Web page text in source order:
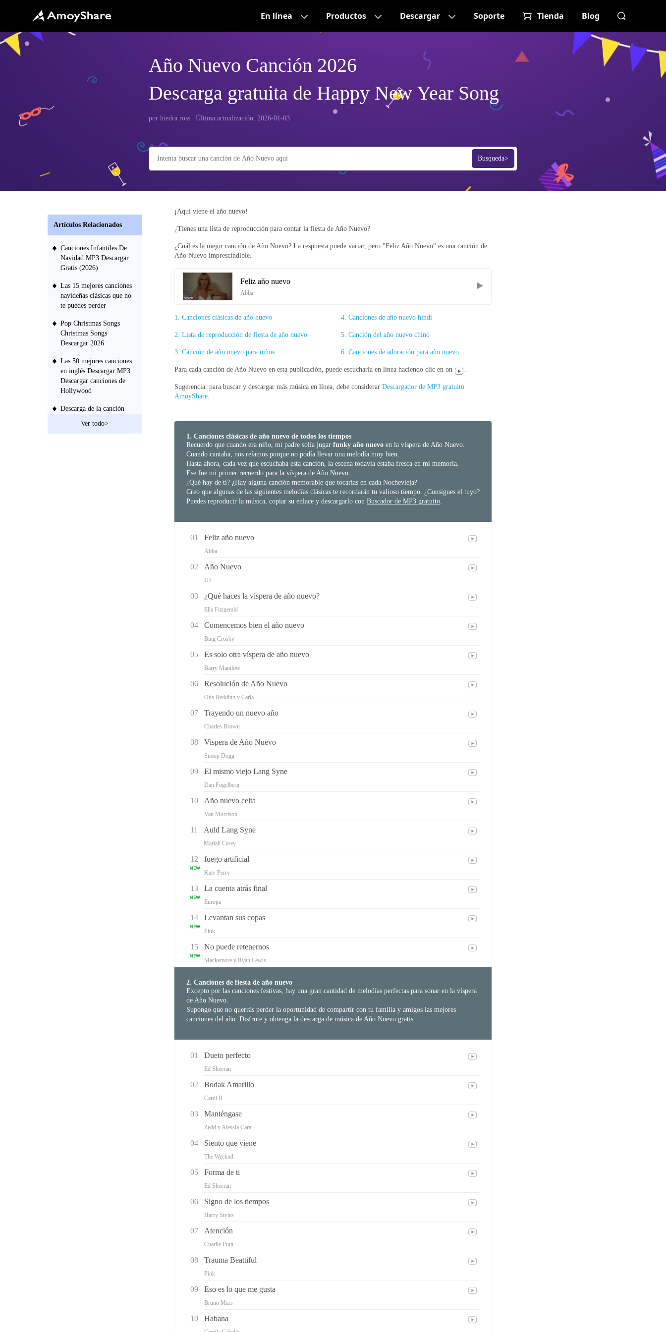
En línea Productos Descargar Soporte Tienda Blog
Año Nuevo Canción 2026
Descarga gratuita de Happy New Year Song
por hiedra ross | Última actualización: 2026-01-03
Busqueda>
¡Aquí viene el año nuevo!
¿Tienes una lista de reproducción para contar la fiesta de Año Nuevo?
¿Cuál es la mejor canción de Año Nuevo? La respuesta puede variar, pero "Feliz Año Nuevo" es una canción de
Año Nuevo imprescindible.
Feliz año nuevo
Abba
1. Canciones clásicas de año nuevo 4. Canciones de año nuevo hindi
2. Lista de reproducción de fiesta de año nuevo 5. Canción del año nuevo chino
3. Canción de año nuevo para niños 6. Canciones de adoración para año nuevo
Para cada canción de Año Nuevo en esta publicación, puede escucharla en línea haciendo clic en on .
Sugerencia: para buscar y descargar más música en línea, debe considerar Descargador de MP3 gratuito
AmoyShare.
1. Canciones clásicas de año nuevo de todos los tiempos
Recuerdo que cuando era niño, mi padre solía jugar funky año nuevo en la víspera de Año Nuevo.
Cuando cantaba, nos reíamos porque no podía llevar una melodía muy bien.
Hasta ahora, cada vez que escuchaba esta canción, la escena todavía estaba fresca en mi memoria.
Ese fue mi primer recuerdo para la víspera de Año Nuevo.
¿Qué hay de tí? ¿Hay alguna canción memorable que tocarías en cada Nochevieja?
Creo que algunas de las siguientes melodías clásicas te recordarán tu valioso tiempo. ¿Consigues el tuyo?
Puedes reproducir la música, copiar su enlace y descargarlo con Buscador de MP3 gratuito.
01 Feliz año nuevo
Abba
02 Año Nuevo
U2
03 ¿Qué haces la víspera de año nuevo?
Ella Fitzgerald
04 Comencemos bien el año nuevo
Bing Crosby
05 Es solo otra víspera de año nuevo
Barry Manilow
06 Resolución de Año Nuevo
Otis Redding y Carla
07 Trayendo un nuevo año
Charles Brown
08 Vispera de Año Nuevo
Snoop Dogg
09 El mismo viejo Lang Syne
Dan Fogelberg
10 Año nuevo celta
Van Morrison
11 Auld Lang Syne
Mariah Carey
12 fuego artificial
Katy Perry
13 La cuenta atrás final
Europa
14 Levantan sus copas
Pink
15 No puede retenernos
Mackemore y Ryan Lewis
2. Canciones de fiesta de año nuevo
Excepto por las canciones festivas, hay una gran cantidad de melodías perfectas para sonar en la víspera
de Año Nuevo.
Supongo que no querrás perder la oportunidad de compartir con tu familia y amigos las mejores
canciones del año. Disfrute y obtenga la descarga de música de Año Nuevo gratis.
01 Dueto perfecto
Ed Sheeran
02 Bodak Amarillo
Cardi B
03 Manténgase
Zedd y Alessia Cara
04 Siento que viene
The Weeknd
05 Forma de ti
Ed Sheeran
06 Signo de los tiempos
Harry Styles
07 Atención
Charlie Puth
08 Trauma Beattiful
Pink
09 Eso es lo que me gusta
Bruno Mars
10 Habana
Artículos Relacionados
Canciones Infantiles De
Navidad MP3 Descargar
Gratis (2026)
Las 15 mejores canciones
navideñas clásicas que no
te puedes perder
Pop Christmas Songs
Christmas Songs
Descargar 2026
Las 50 mejores canciones
en inglés Descargar MP3
Descargar canciones de
Hollywood
Descarga de la canción
Ver todo>